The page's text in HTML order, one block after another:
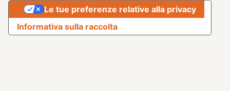
Informativa sulla raccolta
Le tue preferenze relative alla privacy